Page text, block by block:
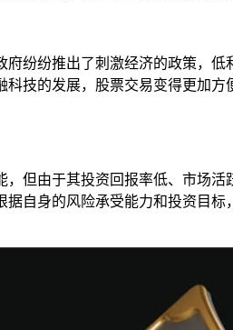
纷纷推出了刺激经济的政策，
技的发展，股票交易变得更加
但由于其投资回报率低、市场
自身的风险承受能力和投资目